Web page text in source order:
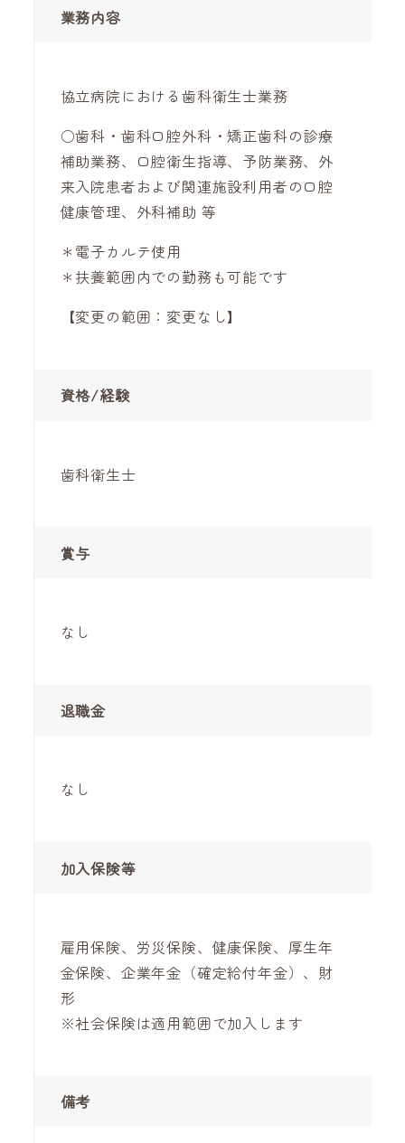
業務内容
協立病院における歯科衛生士業務
○歯科・歯科口腔外科・矯正歯科の診療
補助業務、口腔衛生指導、予防業務、外
来入院患者および関連施設利用者の口腔
健康管理、外科補助 等
＊電子カルテ使用
＊扶養範囲内での勤務も可能です
【変更の範囲：変更なし】
資格/経験
歯科衛生士
賞与
なし
退職金
なし
加入保険等
雇用保険、労災保険、健康保険、厚生年
金保険、企業年金（確定給付年金）、財
形
※社会保険は適用範囲で加入します
備考